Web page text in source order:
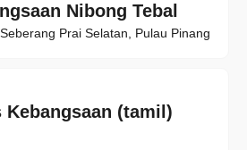
Nibong Tebal
Prai Selatan, Pulau Pinang
Kebangsaan (tamil)